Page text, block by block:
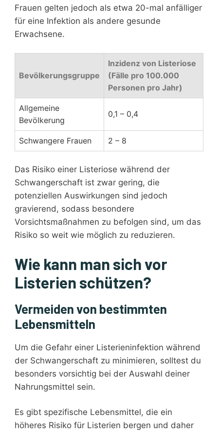
Frauen gelten jedoch als etwa 20-mal anfälliger
für eine Infektion als andere gesunde
Erwachsene.
Bevölkerungsgruppe
Inzidenz von Listeriose
(Fälle pro 100.000
Personen pro Jahr)
Allgemeine
Bevölkerung
0,1 – 0,4
Schwangere Frauen 2 – 8
Das Risiko einer Listeriose während der
Schwangerschaft ist zwar gering, die
potenziellen Auswirkungen sind jedoch
gravierend, sodass besondere
Vorsichtsmaßnahmen zu befolgen sind, um das
Risiko so weit wie möglich zu reduzieren.
Wie kann man sich vor
Listerien schützen?
Vermeiden von bestimmten
Lebensmitteln
Um die Gefahr einer Listerieninfektion während
der Schwangerschaft zu minimieren, solltest du
besonders vorsichtig bei der Auswahl deiner
Nahrungsmittel sein.
Es gibt spezifische Lebensmittel, die ein
höheres Risiko für Listerien bergen und daher